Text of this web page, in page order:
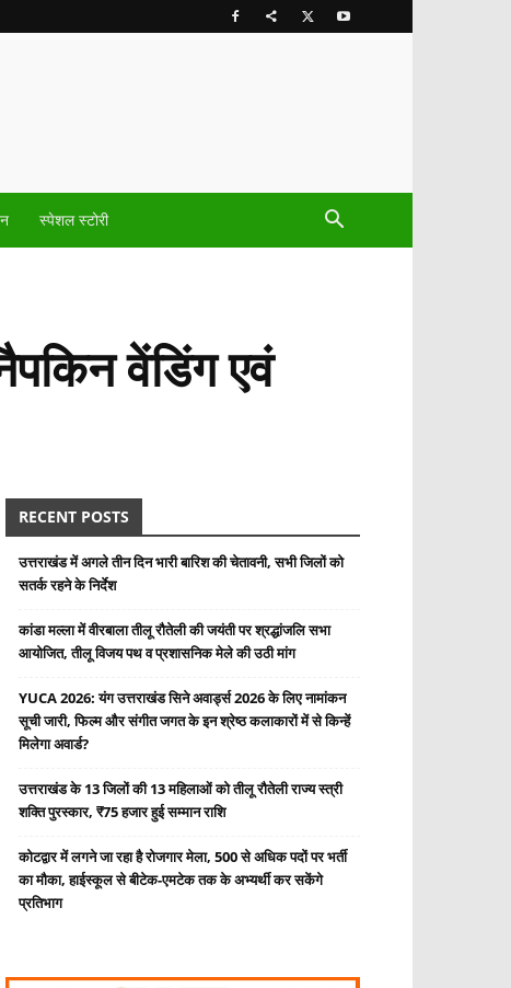
स्पेशल स्टोरी
वेंडिंग एवं
RECENT POSTS
उत्तराखंड में अगले तीन दिन भारी बारिश की चेतावनी, सभी जिलों को
सतर्क रहने के निर्देश
कांडा मल्ला में वीरबाला तीलू रौतेली की जयंती पर श्रद्धांजलि सभा
आयोजित, तीलू विजय पथ व प्रशासनिक मेले की उठी मांग
YUCA 2026: यंग उत्तराखंड सिने अवार्ड्स 2026 के लिए नामांकन
सूची जारी, फिल्म और संगीत जगत के इन श्रेष्ठ कलाकारों में से किन्हें
मिलेगा अवार्ड?
उत्तराखंड के 13 जिलों की 13 महिलाओं को तीलू रौतेली राज्य स्त्री
शक्ति पुरस्कार, ₹75 हजार हुई सम्मान राशि
कोटद्वार में लगने जा रहा है रोजगार मेला, 500 से अधिक पदों पर भर्ती
का मौका, हाईस्कूल से बीटेक-एमटेक तक के अभ्यर्थी कर सकेंगे
प्रतिभाग